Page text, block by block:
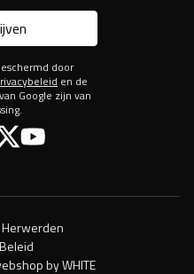
door
en de
van Google zijn van
TwitterYouTube
by WHITE